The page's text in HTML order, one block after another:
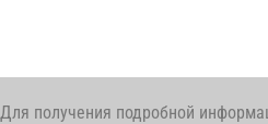
Для получения подробной